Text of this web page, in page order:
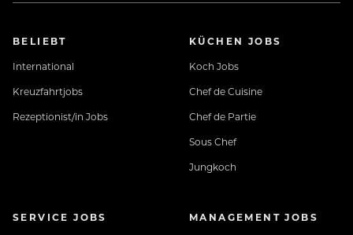
BELIEBT
International
Kreuzfahrtjobs
Rezeptionist/in Jobs
KÜCHEN JOBS
Koch Jobs
Chef de Cuisine
Chef de Partie
Sous Chef
Jungkoch
SERVICE JOBS
MANAGEMENT JOBS